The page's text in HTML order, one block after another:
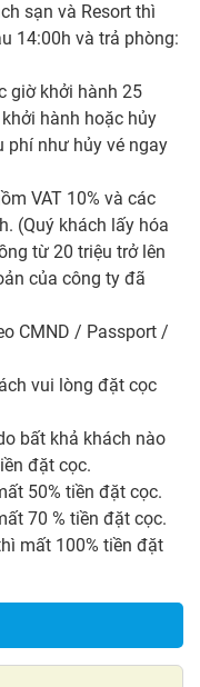
sạn và Resort thì
14:00h và trả phòng:
giờ khởi hành 25
hành hoặc hủy
phí như hủy vé ngay
VAT 10% và các
(Quý khách lấy hóa
từ 20 triệu trở lên
của công ty đã
CMND / Passport /
vui lòng đặt cọc
bất khả khách nào
đặt cọc.
50% tiền đặt cọc.
70 % tiền đặt cọc.
mất 100% tiền đặt